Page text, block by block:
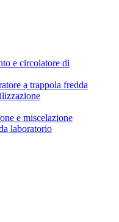
e circolatore di
a trappola fredda
e miscelazione
laboratorio